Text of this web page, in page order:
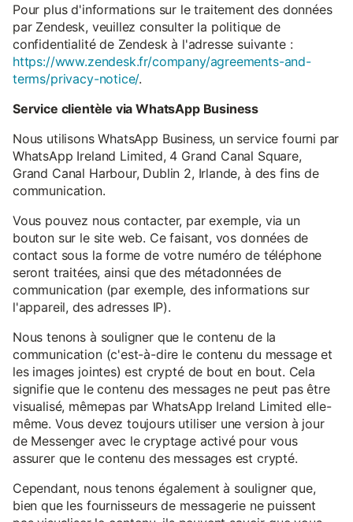
Pour plus d'informations sur le traitement des données
par Zendesk, veuillez consulter la politique de
confidentialité de Zendesk à l'adresse suivante :
https://www.zendesk.fr/company/agreements-and-
terms/privacy-notice/.
Service clientèle via WhatsApp Business
Nous utilisons WhatsApp Business, un service fourni par
WhatsApp Ireland Limited, 4 Grand Canal Square,
Grand Canal Harbour, Dublin 2, Irlande, à des fins de
communication.
Vous pouvez nous contacter, par exemple, via un
bouton sur le site web. Ce faisant, vos données de
contact sous la forme de votre numéro de téléphone
seront traitées, ainsi que des métadonnées de
communication (par exemple, des informations sur
l'appareil, des adresses IP).
Nous tenons à souligner que le contenu de la
communication (c'est-à-dire le contenu du message et
les images jointes) est crypté de bout en bout. Cela
signifie que le contenu des messages ne peut pas être
visualisé, mêmepas par WhatsApp Ireland Limited elle-
même. Vous devez toujours utiliser une version à jour
de Messenger avec le cryptage activé pour vous
assurer que le contenu des messages est crypté.
Cependant, nous tenons également à souligner que,
bien que les fournisseurs de messagerie ne puissent